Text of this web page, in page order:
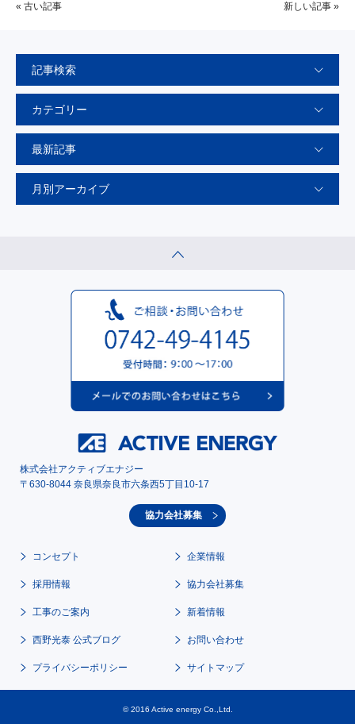
« 古い記事 新しい記事 »
記事検索
カテゴリー
最新記事
月別アーカイブ
株式会社アクティブエナジー
〒630-8044 奈良県奈良市六条西5丁目10-17
協力会社募集
コンセプト 企業情報
採用情報 協力会社募集
工事のご案内 新着情報
西野光泰 公式ブログ お問い合わせ
プライバシーポリシー サイトマップ
© 2016 Active energy Co.,Ltd.